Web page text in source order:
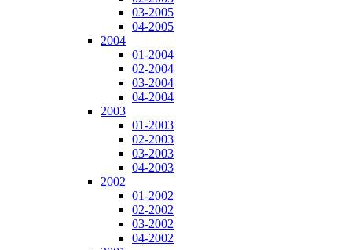
03-2005
04-2005
2004
01-2004
02-2004
03-2004
04-2004
2003
01-2003
02-2003
03-2003
04-2003
2002
01-2002
02-2002
03-2002
04-2002